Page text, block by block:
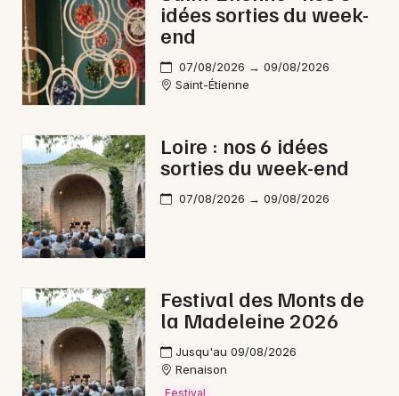
Newsletter des sorties
Artistes en tournée
Actus à Montbrison
Magazine à Montbrison
idées sorties du week-
end
07/08/2026 → 09/08/2026
Saint-Étienne
Loire : nos 6 idées
sorties du week-end
07/08/2026 → 09/08/2026
Festival des Monts de
la Madeleine 2026
Jusqu'au 09/08/2026
Renaison
Festival